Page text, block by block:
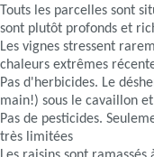
Touts les parcelles sont
sont plutôt profonds et
Les vignes stressent
chaleurs extrêmes
Pas d'herbicides. Le
main!) sous le cavaillon
Pas de pesticides.
très limitées